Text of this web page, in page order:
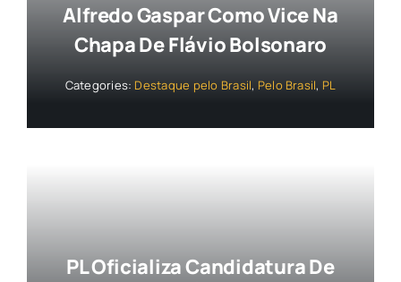
Alfredo Gaspar Como Vice Na
Chapa De Flávio Bolsonaro
Categories: Destaque pelo Brasil, Pelo Brasil, PL
PL Oficializa Candidatura De